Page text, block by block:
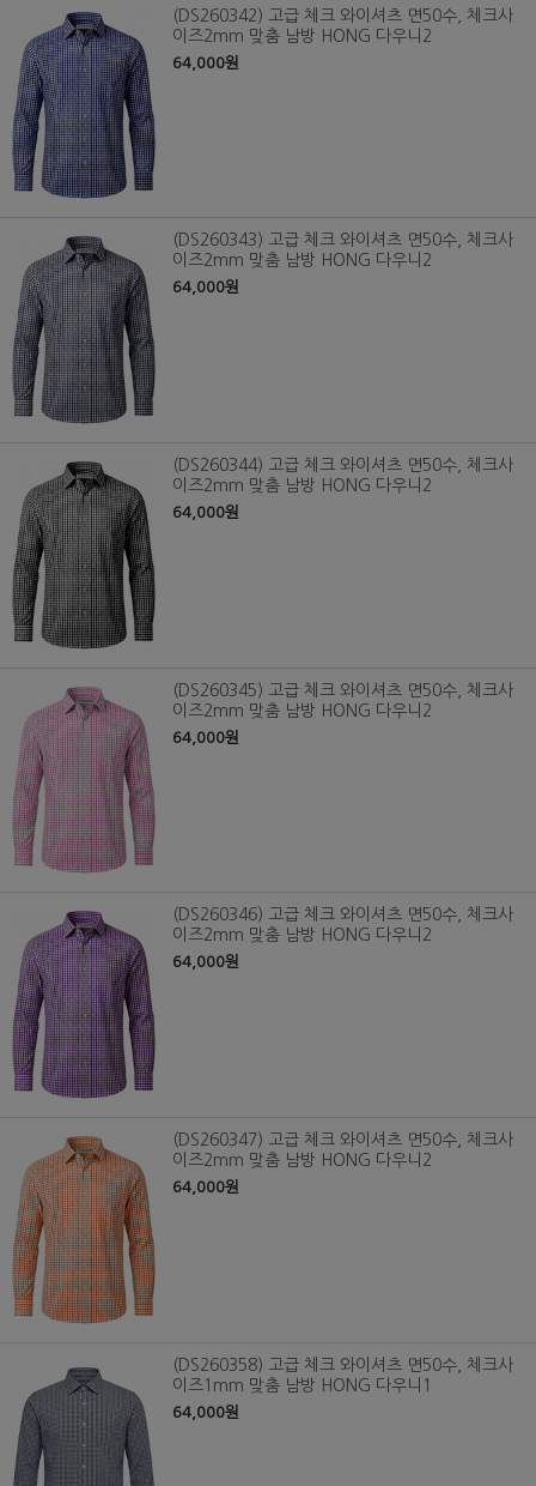
(DS260342) 고급 체크 와이셔츠 면50수, 체크사
이즈2mm 맞춤 남방 HONG 다우니2
64,000원
(DS260343) 고급 체크 와이셔츠 면50수, 체크사
이즈2mm 맞춤 남방 HONG 다우니2
64,000원
(DS260344) 고급 체크 와이셔츠 면50수, 체크사
이즈2mm 맞춤 남방 HONG 다우니2
64,000원
(DS260345) 고급 체크 와이셔츠 면50수, 체크사
이즈2mm 맞춤 남방 HONG 다우니2
64,000원
(DS260346) 고급 체크 와이셔츠 면50수, 체크사
이즈2mm 맞춤 남방 HONG 다우니2
64,000원
(DS260347) 고급 체크 와이셔츠 면50수, 체크사
이즈2mm 맞춤 남방 HONG 다우니2
64,000원
(DS260358) 고급 체크 와이셔츠 면50수, 체크사
이즈1mm 맞춤 남방 HONG 다우니1
64,000원